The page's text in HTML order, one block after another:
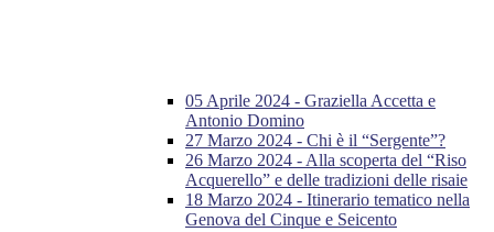
05 Aprile 2024 - Graziella Accetta e
Antonio Domino
27 Marzo 2024 - Chi è il “Sergente”?
26 Marzo 2024 - Alla scoperta del “Riso
Acquerello” e delle tradizioni delle risaie
18 Marzo 2024 - Itinerario tematico nella
Genova del Cinque e Seicento